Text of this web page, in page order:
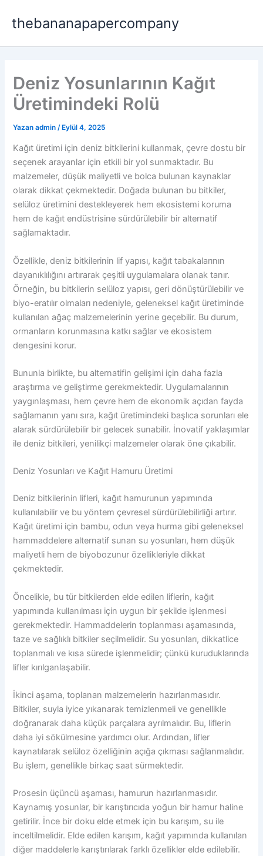
atlathebananapapercompany
Deniz Yosunlarının Kağıt
Üretimindeki Rolü
Yazan admin /Eylül 4, 2025
Kağıt üretimi için deniz bitkilerini kullanmak, çevre dostu bir
seçenek arayanlar için etkili bir yol sunmaktadır. Bu
malzemeler, düşük maliyetli ve bolca bulunan kaynaklar
olarak dikkat çekmektedir. Doğada bulunan bu bitkiler,
selüloz üretimini destekleyerek hem ekosistemi koruma
hem de kağıt endüstrisine sürdürülebilir bir alternatif
sağlamaktadır.
Özellikle, deniz bitkilerinin lif yapısı, kağıt tabakalarının
dayanıklılığını artırarak çeşitli uygulamalara olanak tanır.
Örneğin, bu bitkilerin selüloz yapısı, geri dönüştürülebilir ve
biyo-eratılır olmaları nedeniyle, geleneksel kağıt üretiminde
kullanılan ağaç malzemelerinin yerine geçebilir. Bu durum,
ormanların korunmasına katkı sağlar ve ekosistem
dengesini korur.
Bununla birlikte, bu alternatifin gelişimi için daha fazla
araştırma ve geliştirme gerekmektedir. Uygulamalarının
yaygınlaşması, hem çevre hem de ekonomik açıdan fayda
sağlamanın yanı sıra, kağıt üretimindeki başlıca sorunları ele
alarak sürdürülebilir bir gelecek sunabilir. İnovatif yaklaşımlar
ile deniz bitkileri, yenilikçi malzemeler olarak öne çıkabilir.
Deniz Yosunları ve Kağıt Hamuru Üretimi
Deniz bitkilerinin lifleri, kağıt hamurunun yapımında
kullanılabilir ve bu yöntem çevresel sürdürülebilirliği artırır.
Kağıt üretimi için bambu, odun veya hurma gibi geleneksel
hammaddelere alternatif sunan su yosunları, hem düşük
maliyetli hem de biyobozunur özellikleriyle dikkat
çekmektedir.
Öncelikle, bu tür bitkilerden elde edilen liflerin, kağıt
yapımında kullanılması için uygun bir şekilde işlenmesi
gerekmektedir. Hammaddelerin toplanması aşamasında,
taze ve sağlıklı bitkiler seçilmelidir. Su yosunları, dikkatlice
toplanmalı ve kısa sürede işlenmelidir; çünkü kuruduklarında
lifler kırılganlaşabilir.
İkinci aşama, toplanan malzemelerin hazırlanmasıdır.
Bitkiler, suyla iyice yıkanarak temizlenmeli ve genellikle
doğranarak daha küçük parçalara ayrılmalıdır. Bu, liflerin
daha iyi sökülmesine yardımcı olur. Ardından, lifler
kaynatılarak selüloz özelliğinin açığa çıkması sağlanmalıdır.
Bu işlem, genellikle birkaç saat sürmektedir.
Prosesin üçüncü aşaması, hamurun hazırlanmasıdır.
Kaynamış yosunlar, bir karıştırıcıda yoğun bir hamur haline
getirilir. İnce bir doku elde etmek için bu karışım, su ile
inceltilmelidir. Elde edilen karışım, kağıt yapımında kullanılan
diğer maddelerle karıştırılarak farklı özellikler elde edilebilir.